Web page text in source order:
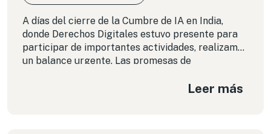
A días del cierre de la Cumbre de IA en India,
donde Derechos Digitales estuvo presente para
participar de importantes actividades, realizamos
un balance urgente. Las promesas de
para discusiones sobre regulación y futuro de la
Leer más